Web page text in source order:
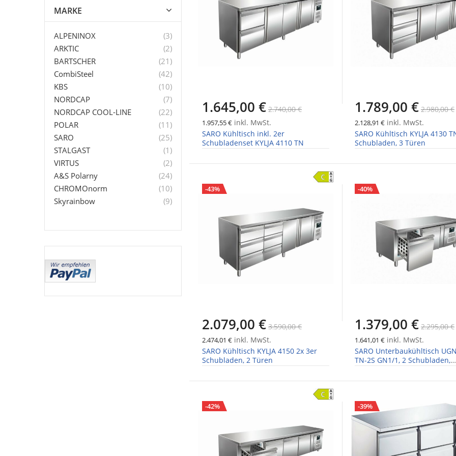
1.645,00 € 2.740,00 €
1.957,55 € inkl. MwSt.
SARO Kühltisch inkl. 2er
Schubladenset KYLJA 4110 TN
1.789,00 € 2.980,00 €
2.128,91 €inkl. MwSt.
SARO Kühltisch KYLJA 4130
Schubladen, 3 Türen
-43%
2.079,00 € 3.590,00 €
2.474,01 € inkl. MwSt.
SARO Kühltisch KYLJA 4150 2x 3er
Schubladen, 2 Türen
-40%
1.379,00 € 2.295,00 €
1.641,01 €inkl. MwSt.
SARO Unterbaukühltisch
TN-2S GN1/1, 2 Schubladen,
1360x700x650mm
-42% -39%
MARKE
ALPENINOX 3Artikel
ARKTIC
2Artikel
BARTSCHER
21 Artikel
CombiSteel
42Artikel
KBS
10Artikel
NORDCAP
7Artikel
NORDCAP COOL-LINE
22Artikel
POLAR
11 Artikel
SARO
25Artikel
STALGAST
1 Artikel
VIRTUS
2Artikel
A&S Polarny
24Artikel
CHROMOnorm
10Artikel
Skyrainbow
9Artikel